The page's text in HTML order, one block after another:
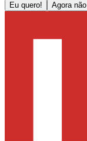
Eu quero! Agora não